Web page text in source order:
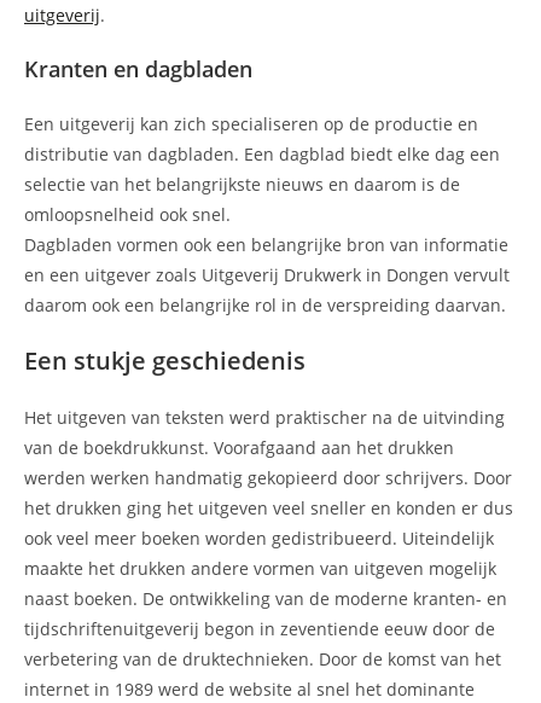
uitgeverij.
Kranten en dagbladen
Een uitgeverij kan zich specialiseren op de productie en
distributie van dagbladen. Een dagblad biedt elke dag een
selectie van het belangrijkste nieuws en daarom is de
omloopsnelheid ook snel.
Dagbladen vormen ook een belangrijke bron van informatie
en een uitgever zoals Uitgeverij Drukwerk in Dongen vervult
daarom ook een belangrijke rol in de verspreiding daarvan.
Een stukje geschiedenis
Het uitgeven van teksten werd praktischer na de uitvinding
van de boekdrukkunst. Voorafgaand aan het drukken
werden werken handmatig gekopieerd door schrijvers. Door
het drukken ging het uitgeven veel sneller en konden er dus
ook veel meer boeken worden gedistribueerd. Uiteindelijk
maakte het drukken andere vormen van uitgeven mogelijk
naast boeken. De ontwikkeling van de moderne kranten- en
tijdschriftenuitgeverij begon in zeventiende eeuw door de
verbetering van de druktechnieken. Door de komst van het
internet in 1989 werd de website al snel het dominante